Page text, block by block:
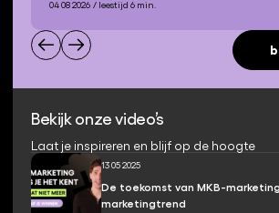
04 08 2026 / leestijd 6 min.
Bekijk onze video’s
Laat je inspireren en blijf op de hoogte
13 05 2025
De toekomst van MKB-
marketingtrend